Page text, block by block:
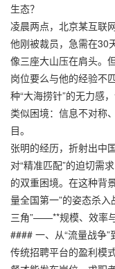
生态？
凌晨两点，北京某互联
他刚被裁员，急需在
像三座大山压在肩头。
岗位要么与他的经验不
种“大海捞针”的无力感
类似困境：信息不对称
目。
张明的经历，折射出中
对“精准匹配”的迫切需
的双重困境。在这种背
量全国第一”的姿态杀
三角”——**规模、效率与
#### 一、从“流量战争
传统招聘平台的盈利模